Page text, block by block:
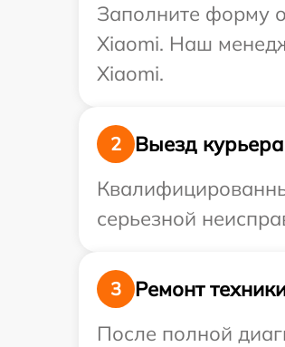
Заполните форму
Xiaomi. Наш
Xiaomi.
2
Выезд
серьезной
3
Ремонт
После полной